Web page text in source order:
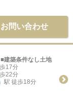
お問い合わせ
建築条件なし土地
17分
22分
」駅 徒歩18分